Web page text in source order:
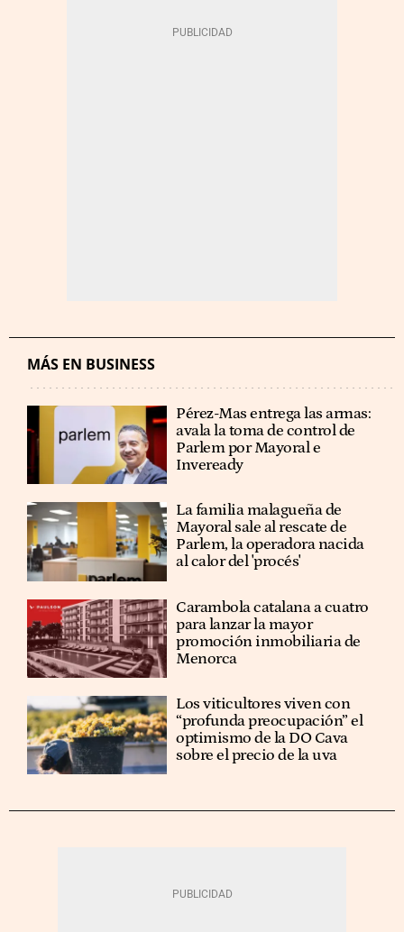
MÁS EN BUSINESS
Pérez-Mas entrega las armas:
avala la toma de control de
Parlem por Mayoral e
Inveready
La familia malagueña de
Mayoral sale al rescate de
Parlem, la operadora nacida
al calor del 'procés'
Carambola catalana a cuatro
para lanzar la mayor
promoción inmobiliaria de
Menorca
Los viticultores viven con
“profunda preocupación” el
optimismo de la DO Cava
sobre el precio de la uva